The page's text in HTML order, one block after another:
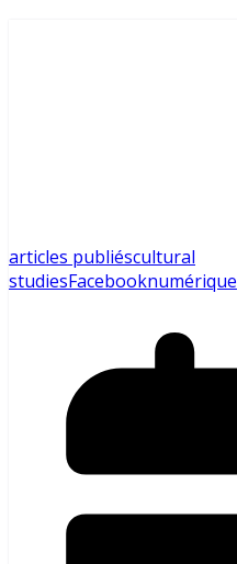
articles publiéscultural
studiesFacebooknumérique